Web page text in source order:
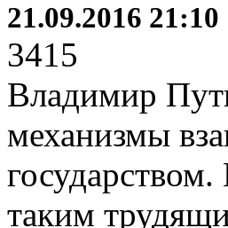
21.09.2016 21:10
3415
Владимир
механизмы
таким